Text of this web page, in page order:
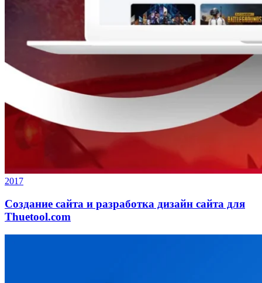
2017
Создание сайта и разработка дизайн сайта для
Thuetool.com